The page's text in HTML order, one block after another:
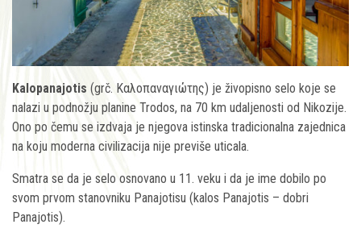
Kalopanajotis (grč. Καλοπαναγιώτης) je živopisno selo koje se
nalazi u podnožju planine Trodos, na 70 km udaljenosti od Nikozije.
Ono po čemu se izdvaja je njegova istinska tradicionalna zajednica
na koju moderna civilizacija nije previše uticala.
Smatra se da je selo osnovano u 11. veku i da je ime dobilo po
svom prvom stanovniku Panajotisu (kalos Panajotis – dobri
Panajotis).